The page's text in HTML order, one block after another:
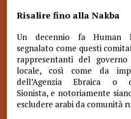
Risalire fino alla Nakba
Un decennio fa Human
segnalato come questi
rappresentanti del
locale, così come da
dell’Agenzia Ebraica o
Sionista, e notoriamente
escludere arabi da comunità